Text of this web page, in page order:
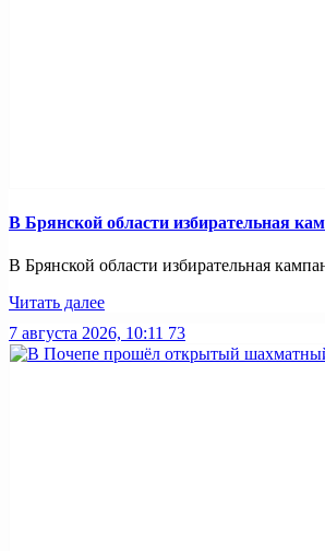
В Брянской области избирательная
В Брянской области избирательная
Читать далее
7 августа 2026, 10:11 73